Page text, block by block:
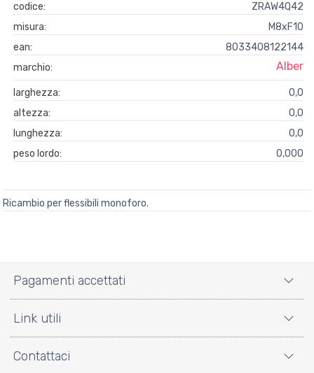
codice:
ZRAW4Q42
misura:
M8xF10
ean:
8033408122144
marchio:
Alber
larghezza:
0,0
altezza:
0,0
lunghezza:
0,0
peso lordo:
0,000
Ricambio per flessibili monoforo.
Pagamenti accettati
Link utili
Contattaci